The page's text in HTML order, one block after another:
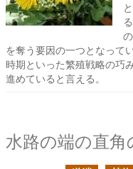
を奪う要因の一つとなって
時期といった繁殖戦略の巧
進めていると言える。
水路の端の直